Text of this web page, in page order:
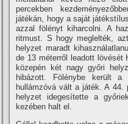
percekben
játékán, hogy a saját
azzal fölényt kiharcolni. A
ritmust. S hogy meglelték,
helyzet maradt
de 13 méterről leadott lövését
közepén két nagy győri
hibázott. Fölénybe került a
hullámzóvá vált a játék. A 44.
helyzet idegesí­tette a
kezében halt el.